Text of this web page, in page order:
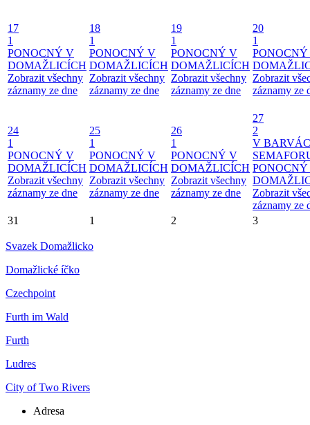
17
1
PONOCNÝ V
DOMAŽLICÍCH
Zobrazit všechny
záznamy ze dne
18
1
PONOCNÝ V
DOMAŽLICÍCH
Zobrazit všechny
záznamy ze dne
19
1
PONOCNÝ V
DOMAŽLICÍCH
Zobrazit všechny
záznamy ze dne
20
1
Zobrazit
záznamy ze
24
1
PONOCNÝ V
DOMAŽLICÍCH
Zobrazit všechny
záznamy ze dne
25
1
PONOCNÝ V
DOMAŽLICÍCH
Zobrazit všechny
záznamy ze dne
26
1
PONOCNÝ V
DOMAŽLICÍCH
Zobrazit všechny
záznamy ze dne
27
2
V
Zobrazit
záznamy ze
31
1 2 3
Svazek Domažlicko
Domažlické íčko
Czechpoint
Furth im Wald
Furth
Ludres
City of Two Rivers
Adresa